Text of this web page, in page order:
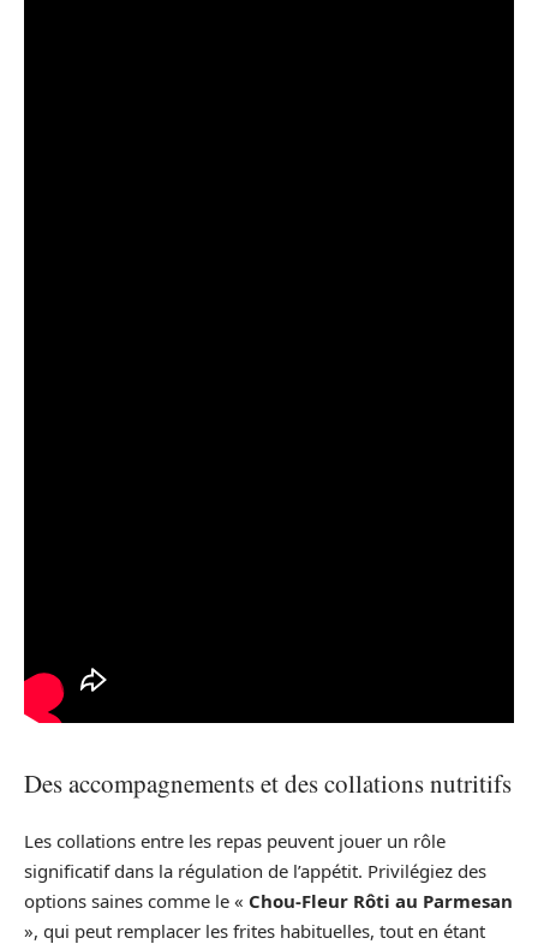
Des accompagnements et des collations nutritifs
Les collations entre les repas peuvent jouer un rôle
significatif dans la régulation de l’appétit. Privilégiez des
options saines comme le « Chou-Fleur Rôti au Parmesan
», qui peut remplacer les frites habituelles, tout en étant